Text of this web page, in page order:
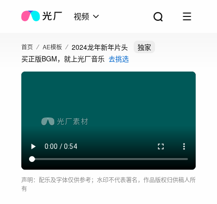
视频
首页 AE模板 2024龙年新年片头
独家
买正版BGM，就上光厂音乐 去挑选
声明：配乐及字体仅供参考；水印不代表署名，作品版权归供稿人所
有